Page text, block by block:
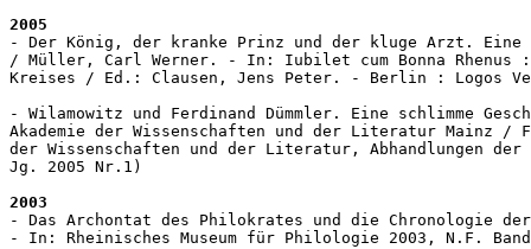
2005
- Der König, der kranke Prinz und der kluge Arzt.
/ Müller, Carl Werner. - In: Iubilet cum Bonna Rhenus
Kreises / Ed.: Clausen, Jens Peter. - Berlin : Logos
- Wilamowitz und Ferdinand Dümmler. Eine schlimme
Akademie der Wissenschaften und der Literatur Mainz
der Wissenschaften und der Literatur, Abhandlungen
Jg. 2005 Nr.1)
2003
- Das Archontat des Philokrates und die Chronologie
- In: Rheinisches Museum für Philologie 2003, N.F.